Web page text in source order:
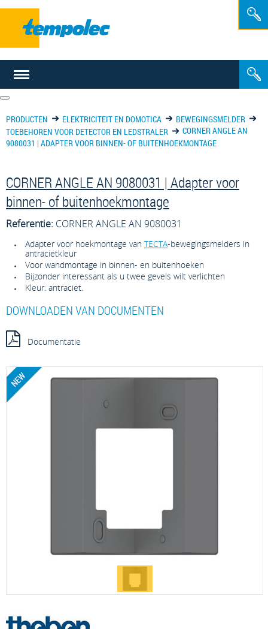
FR
NL
PRODUCTEN ELEKTRICITEIT EN DOMOTICA
BEWEGINGSMELDER
TOEBEHOREN VOOR DETECTOR EN LEDSTRALER
CORNER ANGLE AN
9080031 | ADAPTER VOOR BINNEN- OF BUITENHOEKMONTAGE
CORNER ANGLE AN 9080031 | Adapter voor
binnen- of buitenhoekmontage
Referentie: CORNER ANGLE AN 9080031
Adapter voor hoekmontage van TECTA-bewegingsmelders in
antracietkleur
Voor wandmontage in binnen- en buitenhoeken
Bijzonder interessant als u twee gevels wilt verlichten
Kleur: antraciet.
DOWNLOADEN VAN DOCUMENTEN
Documentatie